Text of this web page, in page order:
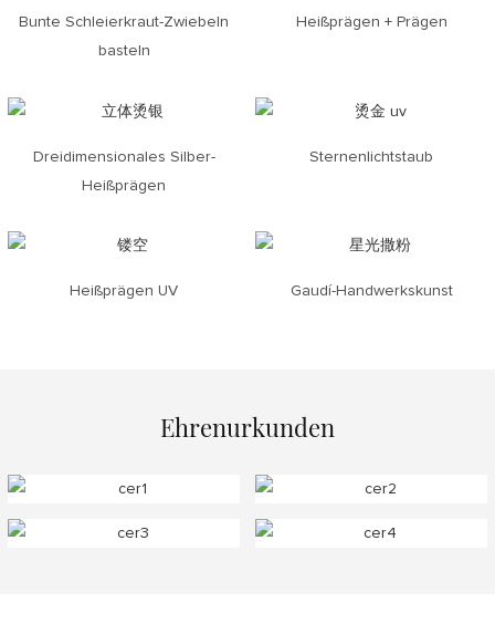
Bunte Schleierkraut-Zwiebeln
basteln
Heißprägen + Prägen
Dreidimensionales Silber-
Heißprägen
Sternenlichtstaub
Heißprägen UV Gaudí-Handwerkskunst
Ehrenurkunden